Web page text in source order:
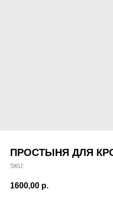
ПРОСТЫНЯ ДЛЯ
SKU:
1600,00 р.